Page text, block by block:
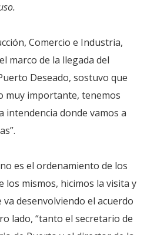
Comercio e Industria,
marco de la llegada del
Deseado, sostuvo que
muy importante, tenemos
intendencia donde vamos a
es el ordenamiento de los
los mismos, hicimos la visita y
desenvolviendo el acuerdo
lado, “tanto el secretario de